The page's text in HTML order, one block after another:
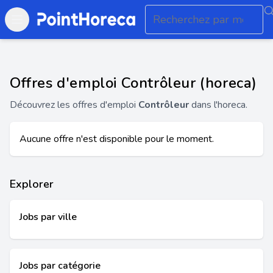
Open main menu
Offres d'emploi Contrôleur (horeca)
Découvrez les offres d'emploi Contrôleurdans l'horeca.
Aucune offre n'est disponible pour le moment.
Explorer
Jobs par ville
Jobs par catégorie